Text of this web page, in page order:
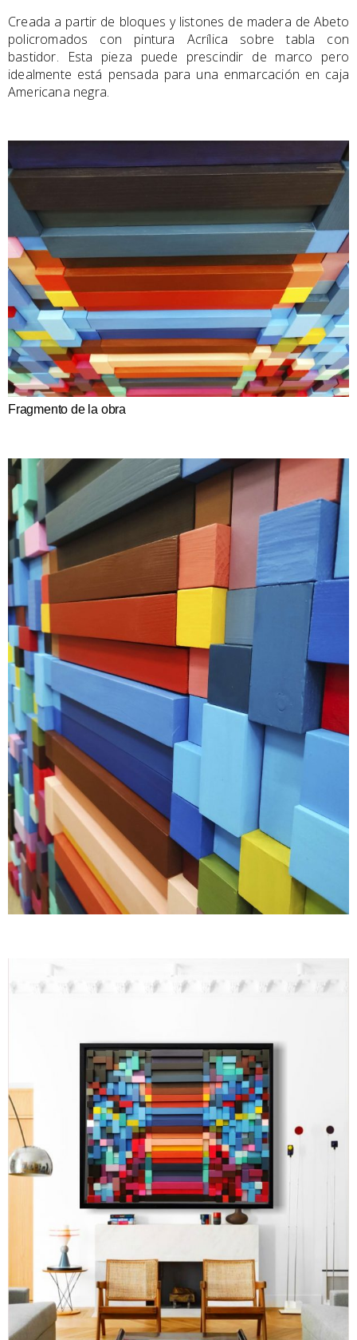
Creada a partir de bloques y listones de madera de Abeto
policromados con pintura Acrílica sobre tabla con
bastidor. Esta pieza puede prescindir de marco pero
idealmente está pensada para una enmarcación en caja
Americana negra.
Fragmento de la obra